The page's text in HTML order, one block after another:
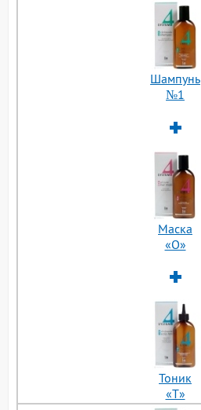
Шампунь
№1
Маска
«О»
Тоник
«Т»